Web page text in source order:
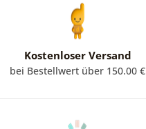
Kostenloser Versand
bei Bestellwert über 150.00 €